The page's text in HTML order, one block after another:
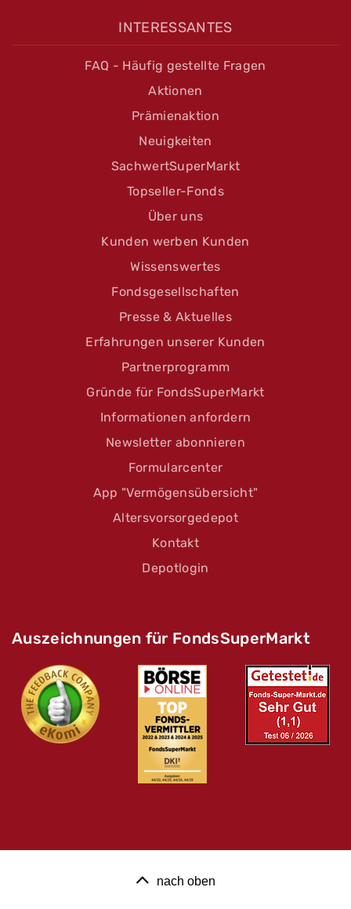
INTERESSANTES
FAQ - Häufig gestellte Fragen
Aktionen
Prämienaktion
Neuigkeiten
SachwertSuperMarkt
Topseller-Fonds
Über uns
Kunden werben Kunden
Wissenswertes
Fondsgesellschaften
Presse & Aktuelles
Erfahrungen unserer Kunden
Partnerprogramm
Gründe für FondsSuperMarkt
Informationen anfordern
Newsletter abonnieren
Formularcenter
App "Vermögensübersicht"
Altersvorsorgedepot
Kontakt
Depotlogin
Auszeichnungen für FondsSuperMarkt
nach oben